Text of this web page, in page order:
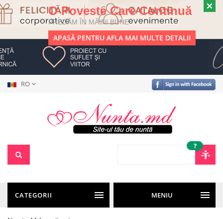
O Poveste Care Continuă
PREDĂM ÎN MÂINI BUNE
APASĂ PENTRU AFLA MAI MULTE DETALII
RO
?
CATEGORII MENIU